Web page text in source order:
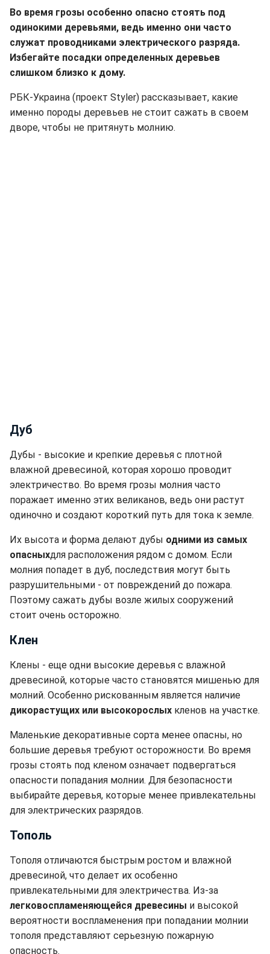
Во время грозы особенно опасно стоять под
одинокими деревьями, ведь именно они часто
служат проводниками электрического разряда.
Избегайте посадки определенных деревьев
слишком близко к дому.
РБК-Украина (проект Styler) рассказывает, какие
именно породы деревьев не стоит сажать в своем
дворе, чтобы не притянуть молнию.
Дуб
Дубы - высокие и крепкие деревья с плотной
влажной древесиной, которая хорошо проводит
электричество. Во время грозы молния часто
поражает именно этих великанов, ведь они растут
одиночно и создают короткий путь для тока к земле.
Их высота и форма делают дубы одними из самых
опасныхдля расположения рядом с домом. Если
молния попадет в дуб, последствия могут быть
разрушительными - от повреждений до пожара.
Поэтому сажать дубы возле жилых сооружений
стоит очень осторожно.
Клен
Клены - еще одни высокие деревья с влажной
древесиной, которые часто становятся мишенью для
молний. Особенно рискованным является наличие
дикорастущих или высокорослых кленов на участке.
Маленькие декоративные сорта менее опасны, но
большие деревья требуют осторожности. Во время
грозы стоять под кленом означает подвергаться
опасности попадания молнии. Для безопасности
выбирайте деревья, которые менее привлекательны
для электрических разрядов.
Тополь
Тополя отличаются быстрым ростом и влажной
древесиной, что делает их особенно
привлекательными для электричества. Из-за
легковоспламеняющейся древесины и высокой
вероятности воспламенения при попадании молнии
тополя представляют серьезную пожарную
опасность.